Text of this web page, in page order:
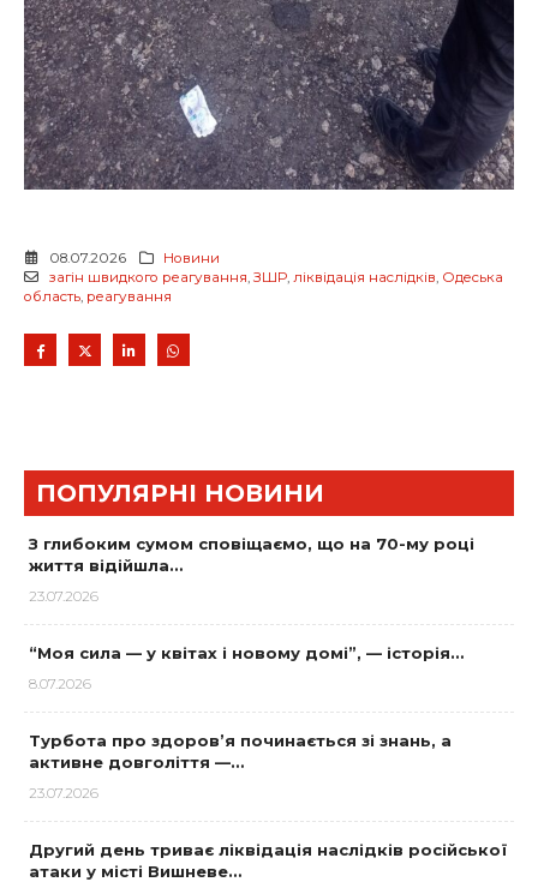
08.07.2026
Новини
загін швидкого реагування, ЗШР, ліквідація наслідків, Одеська
область, реагування
ПОПУЛЯРНІ НОВИНИ
З глибоким сумом сповіщаємо, що на 70-му році
життя відійшла…
23.07.2026
“Моя сила — у квітах і новому домі”, — історія…
8.07.2026
Турбота про здоров’я починається зі знань, а
активне довголіття —…
23.07.2026
Другий день триває ліквідація наслідків російської
атаки у місті Вишневе…